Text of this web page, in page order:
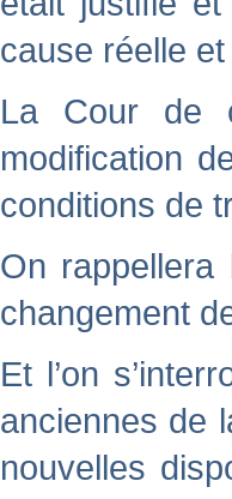
cause réelle
La Cour de
modification
conditions de
On rappellera
changement
Et l’on
anciennes de
nouvelles